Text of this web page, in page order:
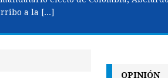
a la [...]
OPINIÓN